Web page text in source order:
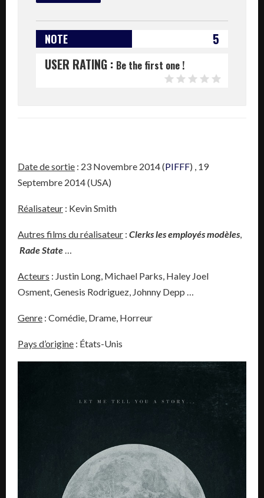
NOTE
5
USER RATING : Be the first one !
Date de sortie : 23 Novembre 2014 (PIFFF) , 19
Septembre 2014 (USA)
Réalisateur : Kevin Smith
Autres films du réalisateur : Clerks les employés modèles,
Rade State…
Acteurs : Justin Long, Michael Parks, Haley Joel
Osment, Genesis Rodriguez, Johnny Depp …
Genre : Comédie, Drame, Horreur
Pays d’origine : États-Unis